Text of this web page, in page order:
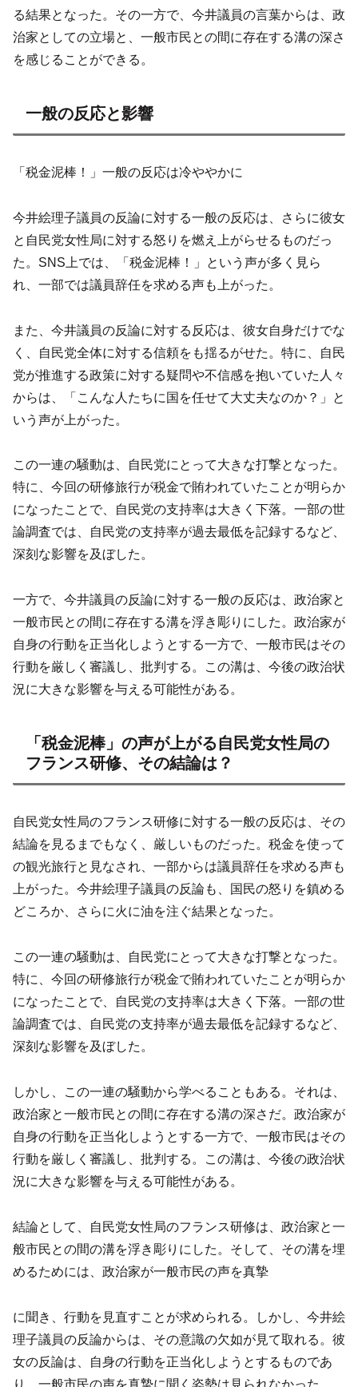
る結果となった。その一方で、今井議員の言葉からは、政
治家としての立場と、一般市民との間に存在する溝の深さ
を感じることができる。
一般の反応と影響
「税金泥棒！」一般の反応は冷ややかに
今井絵理子議員の反論に対する一般の反応は、さらに彼女
と自民党女性局に対する怒りを燃え上がらせるものだっ
た。SNS上では、「税金泥棒！」という声が多く見ら
れ、一部では議員辞任を求める声も上がった。
また、今井議員の反論に対する反応は、彼女自身だけでな
く、自民党全体に対する信頼をも揺るがせた。特に、自民
党が推進する政策に対する疑問や不信感を抱いていた人々
からは、「こんな人たちに国を任せて大丈夫なのか？」と
いう声が上がった。
この一連の騒動は、自民党にとって大きな打撃となった。
特に、今回の研修旅行が税金で賄われていたことが明らか
になったことで、自民党の支持率は大きく下落。一部の世
論調査では、自民党の支持率が過去最低を記録するなど、
深刻な影響を及ぼした。
一方で、今井議員の反論に対する一般の反応は、政治家と
一般市民との間に存在する溝を浮き彫りにした。政治家が
自身の行動を正当化しようとする一方で、一般市民はその
行動を厳しく審議し、批判する。この溝は、今後の政治状
況に大きな影響を与える可能性がある。
「税金泥棒」の声が上がる自民党女性局の
フランス研修、その結論は？
自民党女性局のフランス研修に対する一般の反応は、その
結論を見るまでもなく、厳しいものだった。税金を使って
の観光旅行と見なされ、一部からは議員辞任を求める声も
上がった。今井絵理子議員の反論も、国民の怒りを鎮める
どころか、さらに火に油を注ぐ結果となった。
この一連の騒動は、自民党にとって大きな打撃となった。
特に、今回の研修旅行が税金で賄われていたことが明らか
になったことで、自民党の支持率は大きく下落。一部の世
論調査では、自民党の支持率が過去最低を記録するなど、
深刻な影響を及ぼした。
しかし、この一連の騒動から学べることもある。それは、
政治家と一般市民との間に存在する溝の深さだ。政治家が
自身の行動を正当化しようとする一方で、一般市民はその
行動を厳しく審議し、批判する。この溝は、今後の政治状
況に大きな影響を与える可能性がある。
結論として、自民党女性局のフランス研修は、政治家と一
般市民との間の溝を浮き彫りにした。そして、その溝を埋
めるためには、政治家が一般市民の声を真摯
に聞き、行動を見直すことが求められる。しかし、今井絵
理子議員の反論からは、その意識の欠如が見て取れる。彼
女の反論は、自身の行動を正当化しようとするものであ
り、一般市民の声を真摯に聞く姿勢は見られなかった。